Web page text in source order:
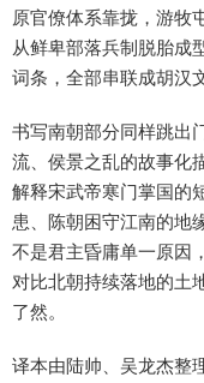
原官僚体系靠拢，游牧
从鲜卑部落兵制脱胎成
词条，全部串联成胡汉
书写南朝部分同样跳出
流、侯景之乱的故事化
解释宋武帝寒门掌国的
患、陈朝困守江南的地
不是君主昏庸单一原因
对比北朝持续落地的土
了然。
译本由陆帅、吴龙杰整